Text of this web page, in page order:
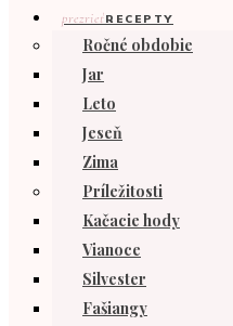
prezrieťRECEPTY
Ročné obdobie
Jar
Leto
Jeseň
Zima
Príležitosti
Kačacie hody
Vianoce
Silvester
Fašiangy